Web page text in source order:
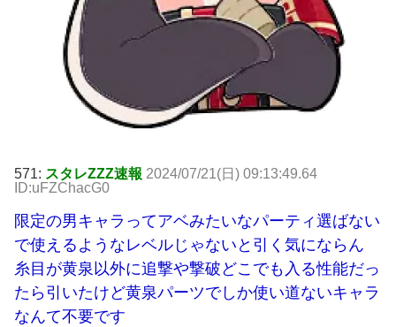
571: スタレZZZ速報 2024/07/21(日) 09:13:49.64
ID:uFZChacG0
限定の男キャラってアベみたいなパーティ選ばない
で使えるようなレベルじゃないと引く気にならん
糸目が黄泉以外に追撃や撃破どこでも入る性能だっ
たら引いたけど黄泉パーツでしか使い道ないキャラ
なんて不要です